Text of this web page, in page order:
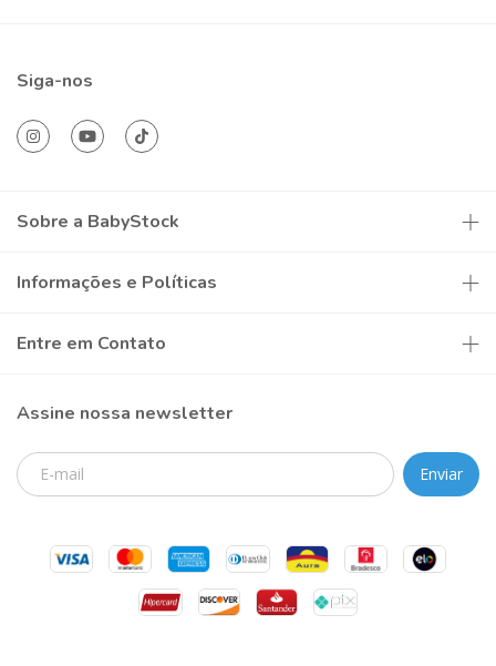
Siga-nos
Sobre a BabyStock
Informações e Políticas
Entre em Contato
Assine nossa newsletter